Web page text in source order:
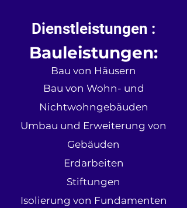
Dienstleistungen :
Bauleistungen:
Bau von Häusern
Bau von Wohn- und
Nichtwohngebäuden
Umbau und Erweiterung von
Gebäuden
Erdarbeiten
Stiftungen
Isolierung von Fundamenten